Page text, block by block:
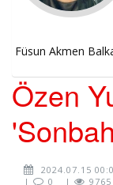
Füsun Akmen
Özen
2024.07.15
|
0 | 9765